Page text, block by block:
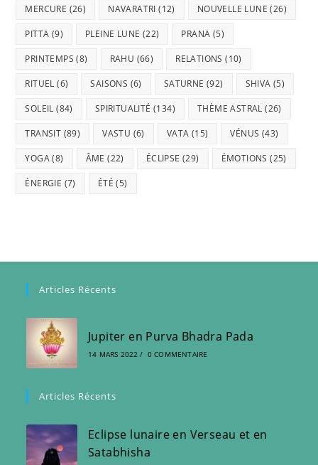
MERCURE (26) NAVARATRI (12) NOUVELLE LUNE (26)
PITTA (9) PLEINE LUNE (22) PRANA (5)
PRINTEMPS (8) RAHU (66) RELATIONS (10)
RITUEL (6) SAISONS (6) SATURNE (92) SHIVA (5)
SOLEIL (84) SPIRITUALITÉ (134) THÈME ASTRAL (26)
TRANSIT (89) VASTU (6) VATA (15) VÉNUS (43)
YOGA(8) ÂME (22) ÉCLIPSE (29) ÉMOTIONS (25)
ÉNERGIE (7) ÉTÉ (5)
Articles Récents
Jupiter en Purva Bhadra Pada
14 MARS 2022 / 0 COMMENTAIRE
Articles Récents
Eclipse lunaire en Verseau et en
Satabhisha